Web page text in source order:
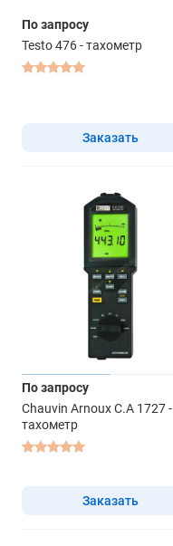
По запросу
Testo 476 - тахометр
Заказать
По запросу
Chauvin Arnoux C.A 1727 -
тахометр
Заказать